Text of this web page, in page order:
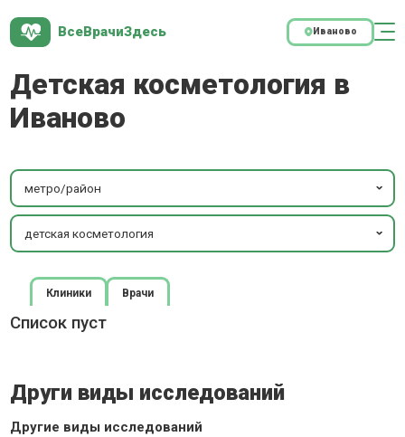
ВсеВрачиЗдесь Иваново
Детская косметология в
Иваново
метро/район
детская косметология
Клиники Врачи
Список пуст
Други виды исследований
Другие виды исследований